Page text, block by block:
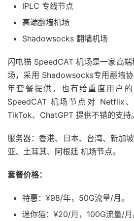
IPLC 专线节点
高端翻墙机场
Shadowsocks 翻墙机场
闪电猫 SpeedCAT 机场是一家高
场，采用 Shadowsocks专用翻墙
年套餐提供，也有给重度用户的
SpeedCAT 机场节点对 Netflix
TikTok、ChatGPT 提供不错的支持。
服务器：香港、日本、台湾、新加
亚、土耳其、阿根廷 机场节点。
套餐价格：
特惠：¥98/年，50G流量/月。
迷你猫：¥20/月，100G流量/月